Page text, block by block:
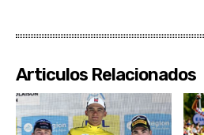
Articulos Relacionados